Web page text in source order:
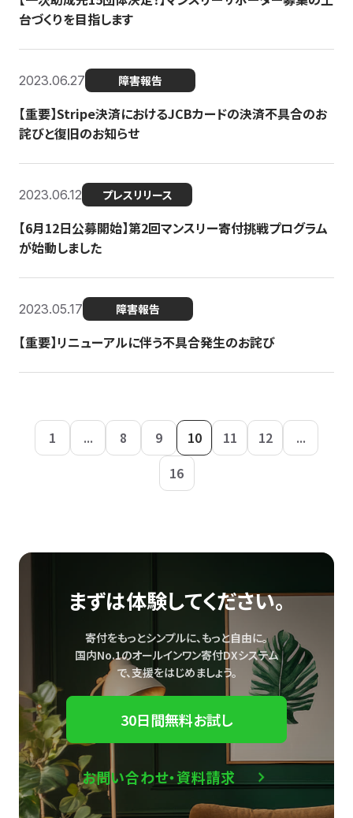
台づくりを目指します
2023.06.27 障害報告
【重要】Stripe決済におけるJCBカードの決済不具合のお
詫びと復旧のお知らせ
2023.06.12 プレスリリース
【6月12日公募開始】第2回マンスリー寄付挑戦プログラム
が始動しました
2023.05.17 障害報告
【重要】リニューアルに伴う不具合発生のお詫び
1 ... 8 9 10 11 12
...
16
まずは体験してください。
寄付をもっとシンプルに、もっと自由に。
国内No.1のオールインワン寄付DXシステム
で、支援をはじめましょう。
30日間無料お試し
お問い合わせ・資料請求